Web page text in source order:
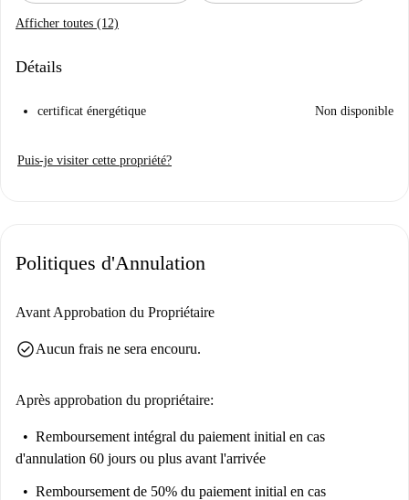
Afficher toutes (12)
Détails
certificat énergétique Non disponible
Puis-je visiter cette propriété?
Politiques d'Annulation
Avant Approbation du Propriétaire
check_circleAucun frais ne sera encouru.
Après approbation du propriétaire:
Remboursement intégral du paiement initial en cas
d'annulation 60 jours ou plus avant l'arrivée
Remboursement de 50% du paiement initial en cas